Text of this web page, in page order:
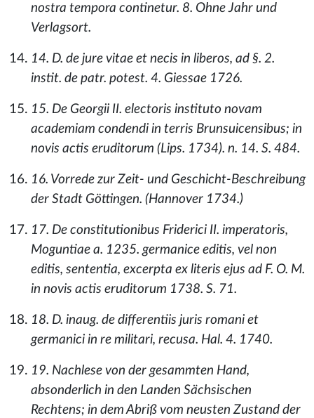
nostra tempora continetur. 8. Ohne Jahr und
Verlagsort.
14. D. de jure vitae et necis in liberos, ad §. 2.
instit. de patr. potest. 4. Giessae 1726.
15. De Georgii II. electoris instituto novam
academiam condendi in terris Brunsuicensibus; in
novis actis eruditorum (Lips. 1734). n. 14. S. 484.
16. Vorrede zur Zeit- und Geschicht-Beschreibung
der Stadt Göttingen. (Hannover 1734.)
17. De constitutionibus Friderici II. imperatoris,
Moguntiae a. 1235. germanice editis, vel non
editis, sententia, excerpta ex literis ejus ad F. O. M.
in novis actis eruditorum 1738. S. 71.
18. D. inaug. de differentiis juris romani et
germanici in re militari, recusa. Hal. 4. 1740.
19. Nachlese von der gesammten Hand,
absonderlich in den Landen Sächsischen
Rechtens; in dem Abriß vom neusten Zustand der